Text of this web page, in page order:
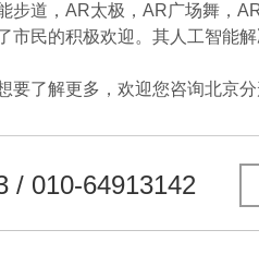
步道，AR太极，AR广场舞，
市民的积极欢迎。其人工智能
了解更多，欢迎您咨询北京分
/ 010-64913142